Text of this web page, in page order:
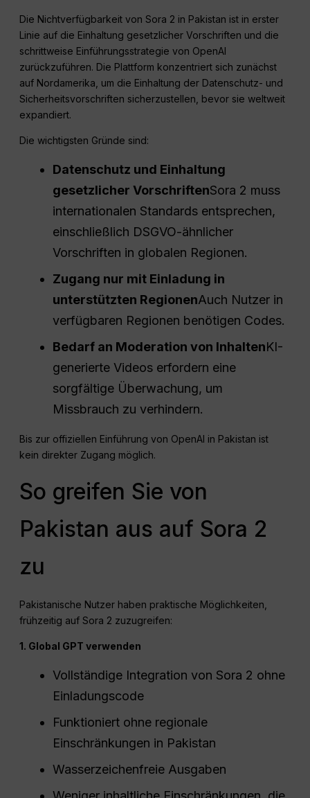
Die Nichtverfügbarkeit von Sora 2 in Pakistan ist in erster
Linie auf die Einhaltung gesetzlicher Vorschriften und die
schrittweise Einführungsstrategie von OpenAI
zurückzuführen. Die Plattform konzentriert sich zunächst
auf Nordamerika, um die Einhaltung der Datenschutz- und
Sicherheitsvorschriften sicherzustellen, bevor sie weltweit
expandiert.
Die wichtigsten Gründe sind:
Datenschutz und Einhaltung
gesetzlicher VorschriftenSora 2 muss
internationalen Standards entsprechen,
einschließlich DSGVO-ähnlicher
Vorschriften in globalen Regionen.
Zugang nur mit Einladung in
unterstützten RegionenAuch Nutzer in
verfügbaren Regionen benötigen Codes.
Bedarf an Moderation von InhaltenKI-
generierte Videos erfordern eine
sorgfältige Überwachung, um
Missbrauch zu verhindern.
Bis zur offiziellen Einführung von OpenAI in Pakistan ist
kein direkter Zugang möglich.
So greifen Sie von
Pakistan aus auf Sora 2
zu
Pakistanische Nutzer haben praktische Möglichkeiten,
frühzeitig auf Sora 2 zuzugreifen:
1. Global GPT verwenden
Vollständige Integration von Sora 2 ohne
Einladungscode
Funktioniert ohne regionale
Einschränkungen in Pakistan
Wasserzeichenfreie Ausgaben